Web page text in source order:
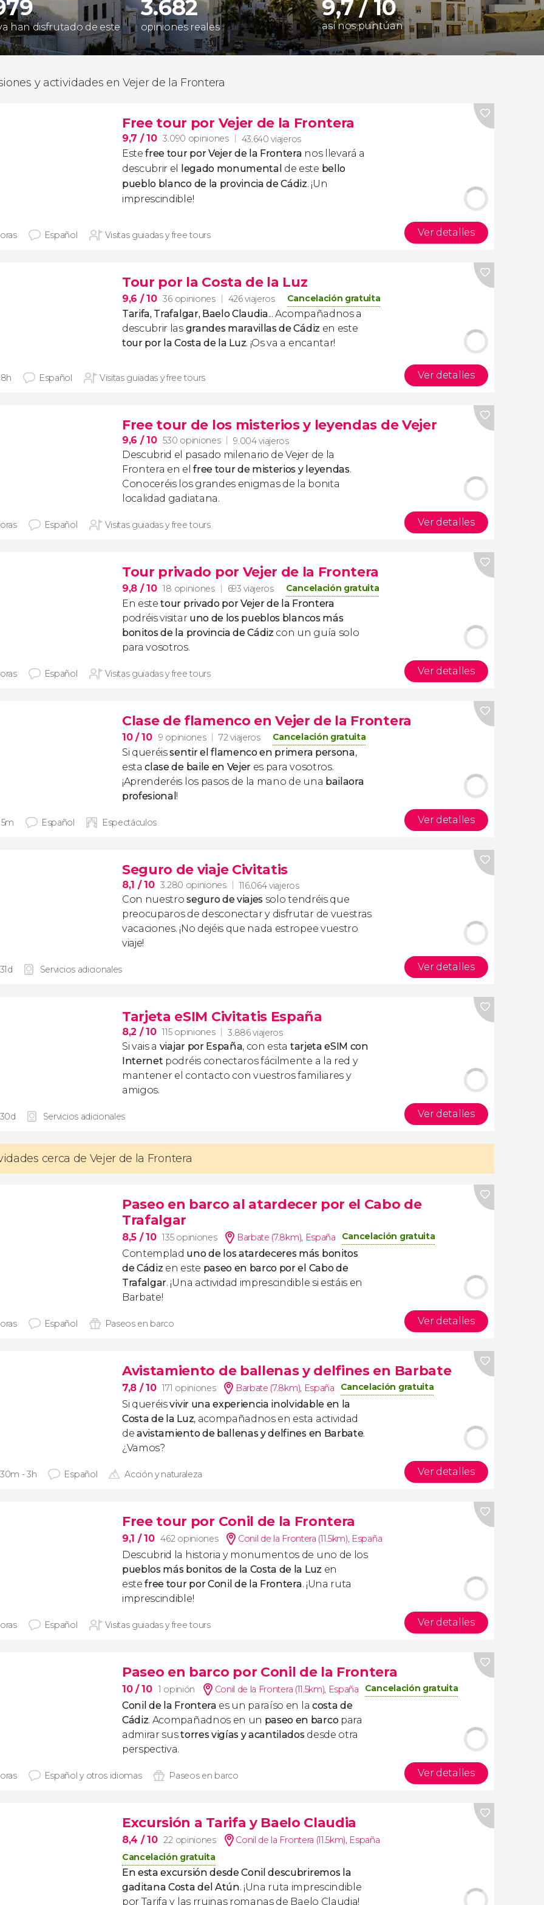
han disfrutado de este
3.682
opiniones reales
9,7 / 10
así nos puntúan
y actividades en Vejer de la Frontera
Free tour por Vejer de la Frontera
9,7 / 10 3.090 opiniones 43.640 viajeros
Estefree tour por Vejer de la Frontera nos llevará a
descubrir el
legado monumental de este bello
pueblo blanco de la provincia de Cádiz. ¡Un
imprescindible!
Español Visitas guiadas y free tours Ver detalles
Tour por la Costa de la Luz
9,6 / 10 36 opiniones 426 viajeros Cancelación gratuita
Tarifa, Trafalgar, Baelo Claudia... Acompañadnos a
descubrir las grandes maravillas de Cádiz en este
tour por la Costa de la Luz. ¡Os va a encantar!
Español Visitas guiadas y free tours Ver detalles
Free tour de los misterios y leyendas de Vejer
9,6 / 10 530 opiniones 9.004 viajeros
Descubrid el pasado milenario de Vejer de la
Frontera en elfree tour de misterios y leyendas.
Conoceréis los grandes enigmas de la bonita
localidad gadiatana.
Español Visitas guiadas y free tours Ver detalles
Tour privado por Vejer de la Frontera
9,8 / 10 18 opiniones 693 viajeros Cancelación gratuita
En estetour privado por Vejer de la Frontera
podréis visitar uno de los pueblos blancos más
bonitos de la provincia de Cádiz con un guía solo
para vosotros.
Español Visitas guiadas y free tours Ver detalles
Clase de flamenco en Vejer de la Frontera
10/ 10 9 opiniones 72 viajeros Cancelación gratuita
Si queréissentir el flamenco en primera persona,
esta clase de baile en Vejer es para vosotros.
¡Aprenderéis los pasos de la mano de una bailaora
profesional !
Español Espectáculos Ver detalles
Seguro de viaje Civitatis
8,1 / 10 3.280 opiniones 116.064 viajeros
Con nuestroseguro de viajes solo tendréis que
preocuparos de desconectar y disfrutar de vuestras
vacaciones. ¡No dejéis que nada estropee vuestro
viaje!
Servicios adicionales Ver detalles
Tarjeta eSIM Civitatis España
8,2 / 10 115 opiniones 3.886 viajeros
Si vais a viajar por España, con esta tarjeta eSIM con
Internet podréis conectaros fácilmente a la red y
mantener el contacto con vuestros familiares y
amigos.
Servicios adicionales Ver detalles
cerca de Vejer de la Frontera
Paseo en barco al atardecer por el Cabo de
Trafalgar
8,5 / 10 135 opiniones Barbate (7.8km), España Cancelación gratuita
Contemplad uno de los atardeceres más bonitos
de Cádiz en este paseo en barco por el Cabo de
Trafalgar. ¡Una actividad imprescindible si estáis en
Barbate!
Español Paseos en barco Ver detalles
Avistamiento de ballenas y delfines en Barbate
7,8 / 10 171 opiniones Barbate (7.8km), España Cancelación gratuita
Si queréisvivir una experiencia inolvidable en la
Costa de la Luz, acompañadnos en esta actividad
deavistamiento de ballenas y delfines en Barbate.
¿Vamos?
- 3h Español Acción y naturaleza Ver detalles
Free tour por Conil de la Frontera
9,1 / 10 462 opiniones Conil de la Frontera (11.5km), España
Descubrid la historia y monumentos de uno de los
pueblos más bonitos de la Costa de la Luz en
este free tour por Conil de la Frontera. ¡Una ruta
imprescindible!
Español Visitas guiadas y free tours Ver detalles
Paseo en barco por Conil de la Frontera
10/ 10 1 opinión Conil de la Frontera (11.5km), España Cancelación gratuita
Conil de la Frontera es un paraíso en la costa de
Cádiz. Acompañadnos en un paseo en barco para
admirar sustorres vigías y acantiladosdesde otra
perspectiva.
Español y otros idiomas Paseos en barco Ver detalles
Excursión a Tarifa y Baelo Claudia
8,4 / 10 22 opiniones Conil de la Frontera (11.5km), España
Cancelación gratuita
En esta excursión desde Conil descubriremos la
gaditana Costa del Atún. ¡Una ruta imprescindible
por Tarifa y las rruinas romanas de Baelo Claudia!